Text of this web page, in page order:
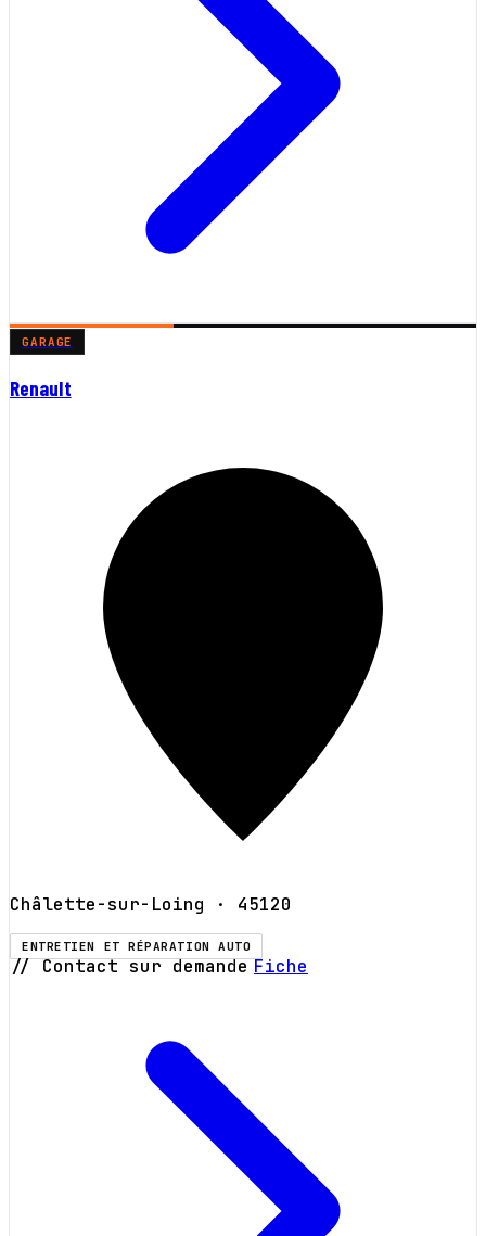
GARAGE
Renault
Châlette-sur-Loing · 45120
ENTRETIEN ET RÉPARATION AUTO
// Contact sur demande Fiche